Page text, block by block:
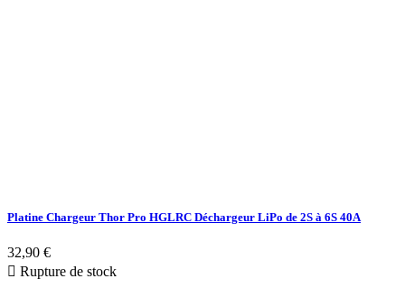
Platine Chargeur Thor Pro HGLRC Déchargeur LiPo de 2S à 6S 40A
32,90 €
 Rupture de stock